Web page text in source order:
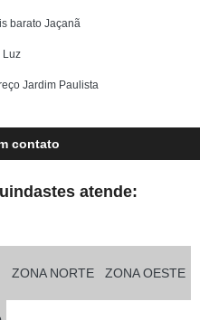
barato Jaçanã
Luz
Jardim Paulista
contato
atende:
ZONA NORTE ZONA OESTE